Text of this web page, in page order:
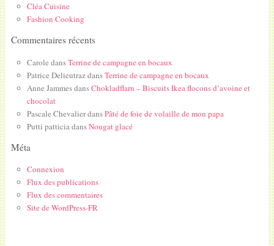
Cléa Cuisine
Fashion Cooking
Commentaires récents
Carole dansTerrine de campagne en bocaux
Patrice DelieutrazdansTerrine de campagne en bocaux
Anne JammesdansChokladflarn – Biscuits Ikea flocons d’avoine et
chocolat
Pascale ChevalierdansPâté de foie de volaille de mon papa
Putti patticiadansNougat glacé
Méta
Connexion
Flux des publications
Flux des commentaires
Site de WordPress-FR